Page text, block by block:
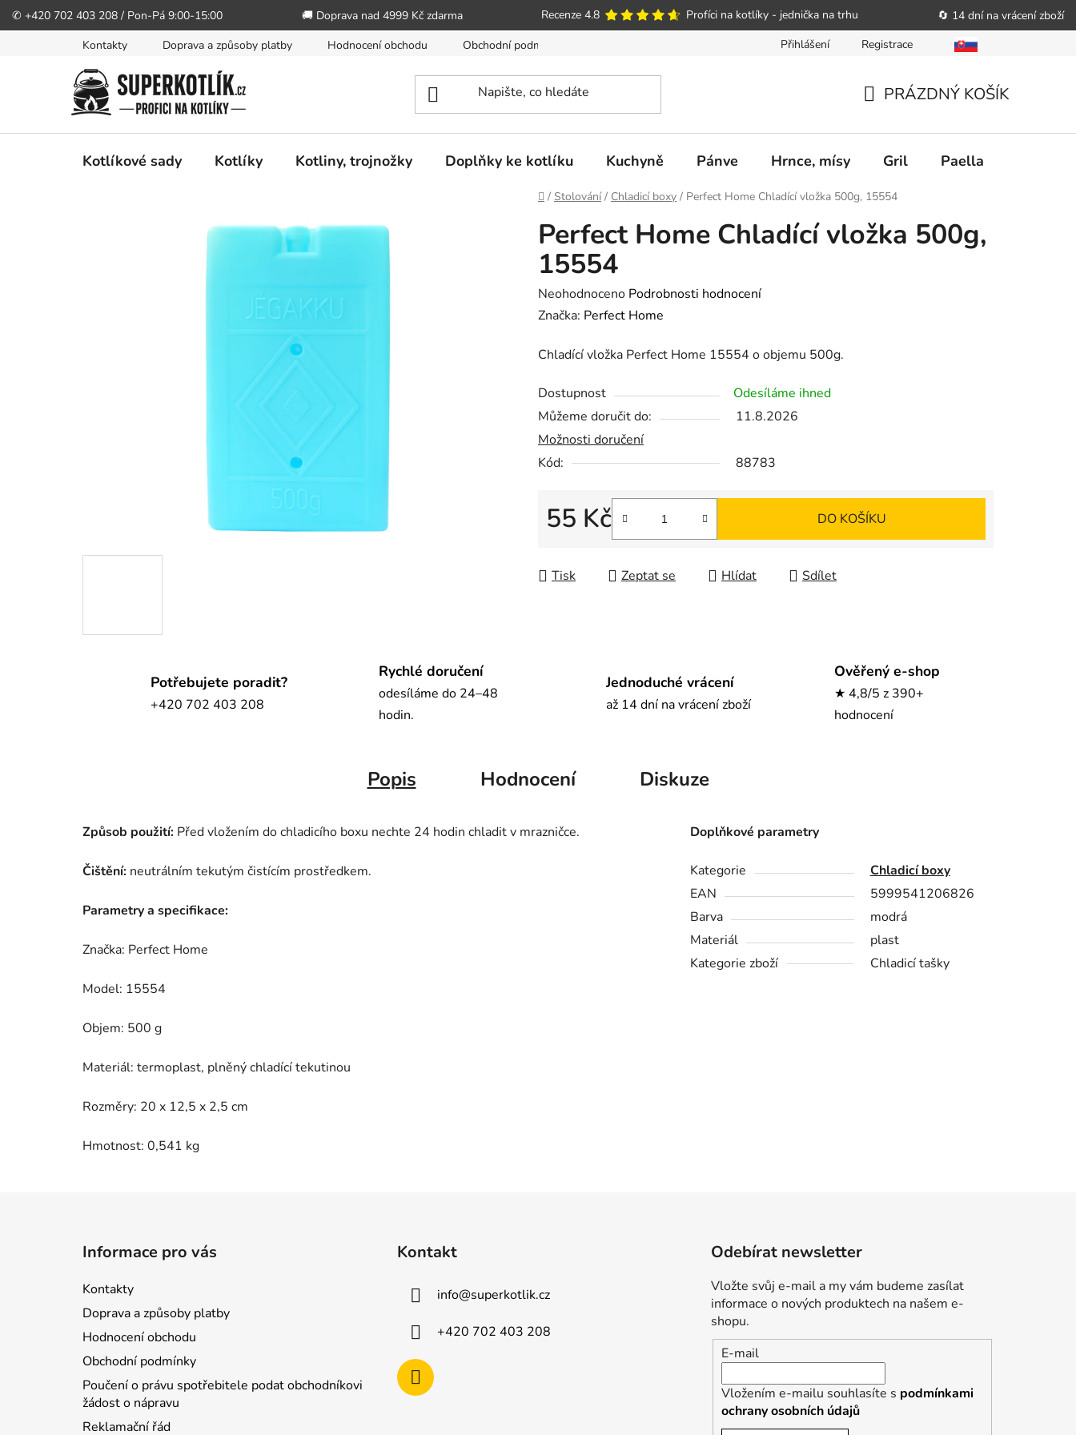
✆ +420 702 403 208 / Pon-Pá 9:00-15:00 🚚 Doprava nad 4999 Kč zdarma Recenze 4.8 Profíci na kotlíky - jednička na trhu 🔄 14 dní na vrácení zboží
Kontakty Doprava a způsoby platby Hodnocení obchodu Obchodní podmínky Poučení o právu spotřebitele podat obchodníkovi žádost o nápravu Reklamační řád
Přihlášení Registrace
KOŠÍK
PRÁZDNÝ KOŠÍK
Kotlíkové sady Kotlíky Kotliny, trojnožky Doplňky ke kotlíku Kuchyně Pánve Hrnce, mísy Gril Paella
Domů
/ Stolování / Chladicí boxy / Perfect Home Chladící vložka 500g, 15554
Perfect Home Chladící vložka 500g,
15554
Průměrné
hodnocení
je
z
5
hvězdiček.
Neohodnoceno Podrobnosti hodnocení
Značka: Perfect Home
Chladící vložka Perfect Home 15554 o objemu 500g.
Dostupnost
Odesíláme ihned
Můžeme doručit do:
11.8.2026
Možnosti doručení
Kód:
88783
55 Kč
Měrná cena:
DO KOŠÍKU
Tisk Zeptat se Hlídat Sdílet
Potřebujete poradit?
+420 702 403 208
Rychlé doručení
odesíláme do 24–48
hodin.
Jednoduché vrácení
až 14 dní na vrácení zboží
Ověřený e-shop
★ 4,8/5 z 390+
hodnocení
Popis Hodnocení Diskuze
Způsob použití: Před vložením do chladicího boxu nechte 24 hodin chladit v mrazničce.
Čištění: neutrálním tekutým čistícím prostředkem.
Parametry a specifikace:
Značka: Perfect Home
Model: 15554
Objem: 500 g
Materiál: termoplast, plněný chladící tekutinou
Rozměry: 20 x 12,5 x 2,5 cm
Hmotnost: 0,541 kg
Doplňkové parametry
Kategorie
Chladicí boxy
EAN
5999541206826
Barva
modrá
Materiál
plast
Kategorie zboží
Chladicí tašky
Informace pro vás
Kontakty
Doprava a způsoby platby
Hodnocení obchodu
Obchodní podmínky
Poučení o právu spotřebitele podat obchodníkovi
žádost o nápravu
Reklamační řád
Kontakt
info@superkotlik.cz
+420 702 403 208
Odebírat newsletter
Vložte svůj e-mail a my vám budeme zasílat
informace o nových produktech na našem e-
shopu.
E-mail
Vložením e-mailu souhlasíte s podmínkami
ochrany osobních údajů